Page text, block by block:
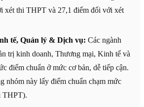
xét thi THPT và 27,1 điểm đối với xét
tế, Quản lý & Dịch vụ: Các ngành
trị kinh doanh, Thương mại, Kinh tế và
điểm chuẩn ở mức cơ bản, dễ tiếp cận.
nhóm này lấy điểm chuẩn chạm mức
THPT).